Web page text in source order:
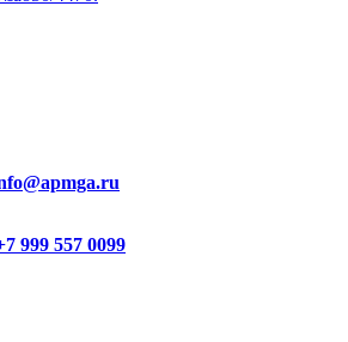
999 557 0099